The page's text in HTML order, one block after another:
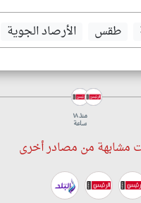
طقس الأرصاد الجوية
منذ ١٨
ساعة